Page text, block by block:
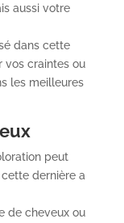
aussi votre
dans cette
vos craintes ou
les meilleures
peut
dernière a
de cheveux ou